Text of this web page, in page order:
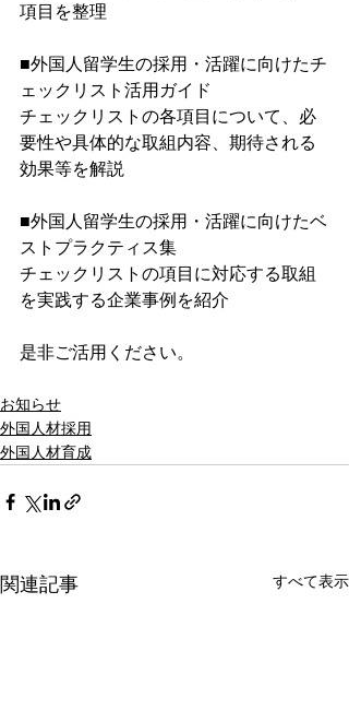
項目を整理
■外国人留学生の採用・活躍に向けたチ
ェックリスト活用ガイド
チェックリストの各項目について、必
要性や具体的な取組内容、期待される
効果等を解説
■外国人留学生の採用・活躍に向けたベ
ストプラクティス集
チェックリストの項目に対応する取組
を実践する企業事例を紹介
是非ご活用ください。
お知らせ
外国人材採用
外国人材育成
関連記事 すべて表示